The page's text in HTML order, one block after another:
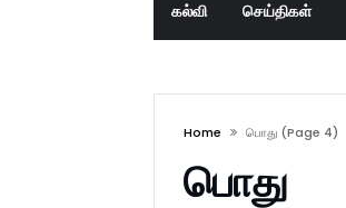
கல்வி செய்திகள்
Home பொது (page 4)
பொது